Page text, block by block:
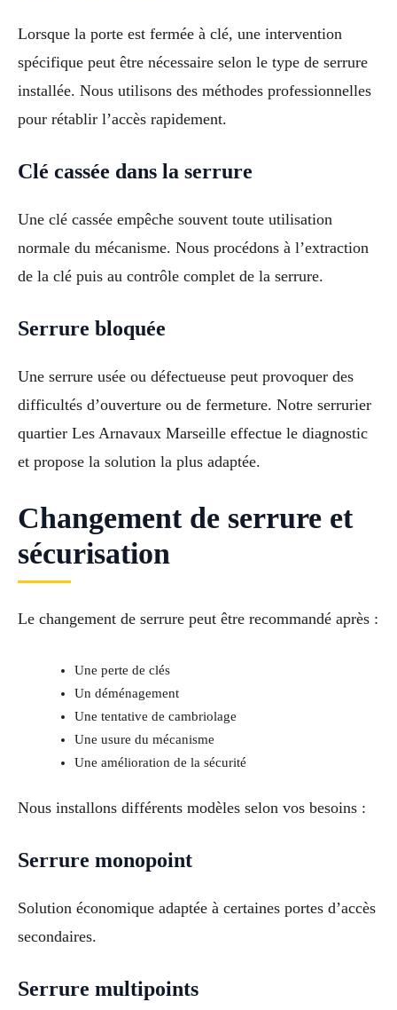
Lorsque la porte est fermée à clé, une intervention
spécifique peut être nécessaire selon le type de serrure
installée. Nous utilisons des méthodes professionnelles
pour rétablir l’accès rapidement.
Clé cassée dans la serrure
Une clé cassée empêche souvent toute utilisation
normale du mécanisme. Nous procédons à l’extraction
de la clé puis au contrôle complet de la serrure.
Serrure bloquée
Une serrure usée ou défectueuse peut provoquer des
difficultés d’ouverture ou de fermeture. Notre serrurier
quartier Les Arnavaux Marseille effectue le diagnostic
et propose la solution la plus adaptée.
Changement de serrure et
sécurisation
Le changement de serrure peut être recommandé après :
Une perte de clés
Un déménagement
Une tentative de cambriolage
Une usure du mécanisme
Une amélioration de la sécurité
Nous installons différents modèles selon vos besoins :
Serrure monopoint
Solution économique adaptée à certaines portes d’accès
secondaires.
Serrure multipoints